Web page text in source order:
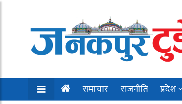
समाचार राजनीति प्रदेश